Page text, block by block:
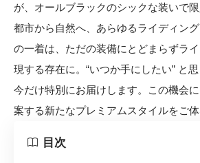
が、オールブラックのシックな装いで限
都市から自然へ、あらゆるライディン
の一着は、ただの装備にとどまらずラ
現する存在に。“いつか手にしたい” と
今だけ特別にお届けします。この機会
案する新たなプレミアムスタイルをご体
目次